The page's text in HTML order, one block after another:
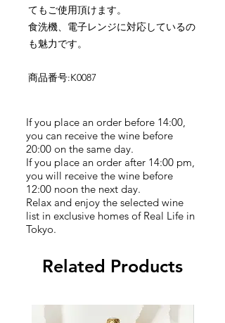
てもご使用頂けます。
食洗機、電子レンジに対応しているの
も魅力です。
商品番号:K0087
If you place an order before 14:00,
you can receive the wine before
20:00 on the same day.
If you place an order after 14:00 pm,
you will receive the wine before
12:00 noon the next day.
Relax and enjoy the selected wine
list in exclusive homes of Real Life in
Tokyo.
Related Products